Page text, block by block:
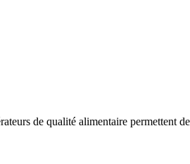
de qualité alimentaire permettent